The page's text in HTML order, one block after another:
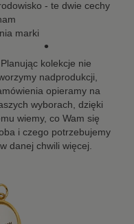
- te dwie cechy
marki
•
Planując kolekcje nie
nadprodukcji,
opieramy na
wyborach, dzięki
wiemy, co Wam się
i czego potrzebujemy
w danej chwili więcej.